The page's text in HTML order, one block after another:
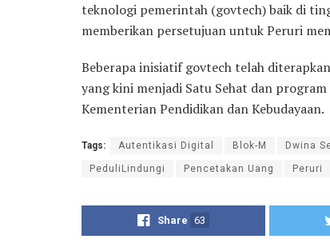
teknologi pemerintah (govtech) baik di
memberikan persetujuan untuk Peruri
Beberapa inisiatif govtech telah
yang kini menjadi Satu Sehat dan
Kementerian Pendidikan dan Kebudayaan.
Tags: Autentikasi Digital Blok-M Dwina
PeduliLindungi Pencetakan Uang Peruri
Share 63